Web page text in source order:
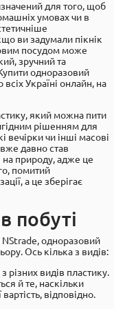
для того, щоб
умовах чи в
ви задумали пікнік
посудом може
зручний та
одноразовий
Україні онлайн, на
який можна пити
рішенням для
вечірки чи інші масові
давно став
на природу, адже це
помитий
а це зберігає
побуті
NStrade, одноразовий
Ось кілька з видів:
різних видів пластику.
й те, наскільки
відповідно.